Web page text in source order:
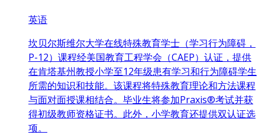
英语
坎贝尔斯维尔大学在线特殊教育学士（学习行为障碍，
P-12）课程经美国教育工程学会（CAEP）认证，提供
在肯塔基州教授小学至12年级患有学习和行为障碍学生
所需的知识和技能。该课程将特殊教育理论和方法课程
与面对面授课相结合。毕业生将参加Praxis®考试并获
得初级教师资格证书。此外，小学教育还提供双认证选
项。